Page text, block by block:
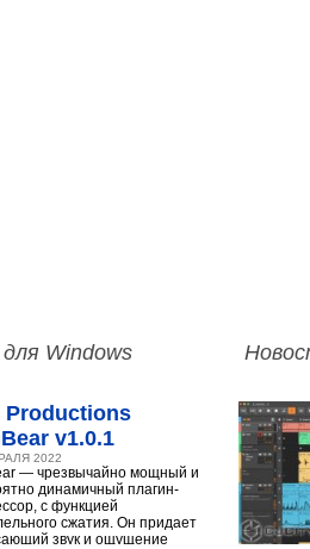
Windows
Productions
v1.0.1
2022
— чрезвычайно мощный и
динамичный плагин-
с функцией
сжатия. Он придает
звук и ощущение